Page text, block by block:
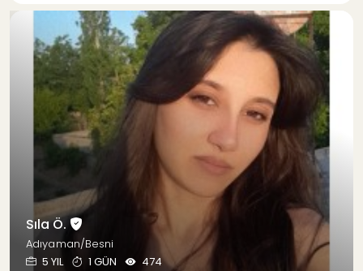
Sıla Ö.
Adıyaman/Besni
5 YIL
1 GÜN 474